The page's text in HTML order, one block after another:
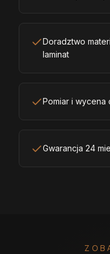
Doradztwo
laminat
Pomiar i wycena
Gwarancja 24